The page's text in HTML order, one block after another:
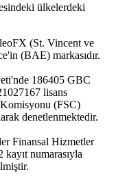
ülkelerdeki
(St. Vincent ve
(BAE) markasıdır.
186405 GBC
lisans
(FSC)
denetlenmektedir.
Finansal Hizmetler
numarasıyla